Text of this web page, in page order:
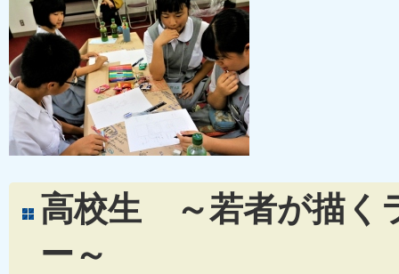
高校生 ～若者が描く
ー～